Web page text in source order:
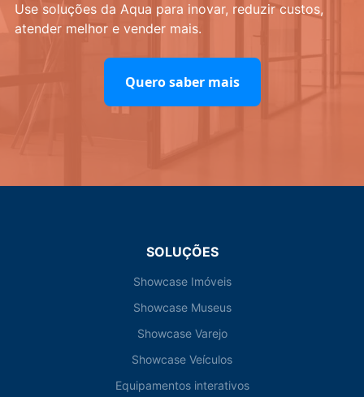
Use soluções da Aqua para inovar, reduzir custos,
atender melhor e vender mais.
Quero saber mais
SOLUÇÕES
Showcase Imóveis
Showcase Museus
Showcase Varejo
Showcase Veículos
Equipamentos interativos